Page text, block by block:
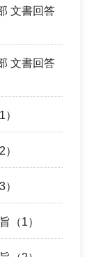
文書回答
文書回答
（1）